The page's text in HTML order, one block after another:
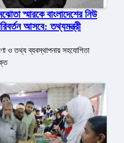
স্মারকে বাংলাদেশের নিউ
আসবে: তথ্যমন্ত্রী
ও তথ্য ব্যবস্থাপনায় সহযোগিতা